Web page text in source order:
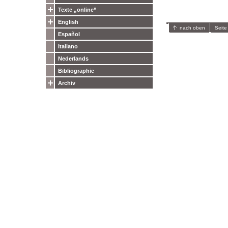
Texte „online”
English
Español
Italiano
Nederlands
Bibliographie
Archiv
nach oben Seite